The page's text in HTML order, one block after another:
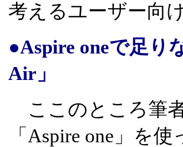
考えるユーザー向け
●Aspire oneで足り
Air」
ここのところ筆
「Aspire one」を